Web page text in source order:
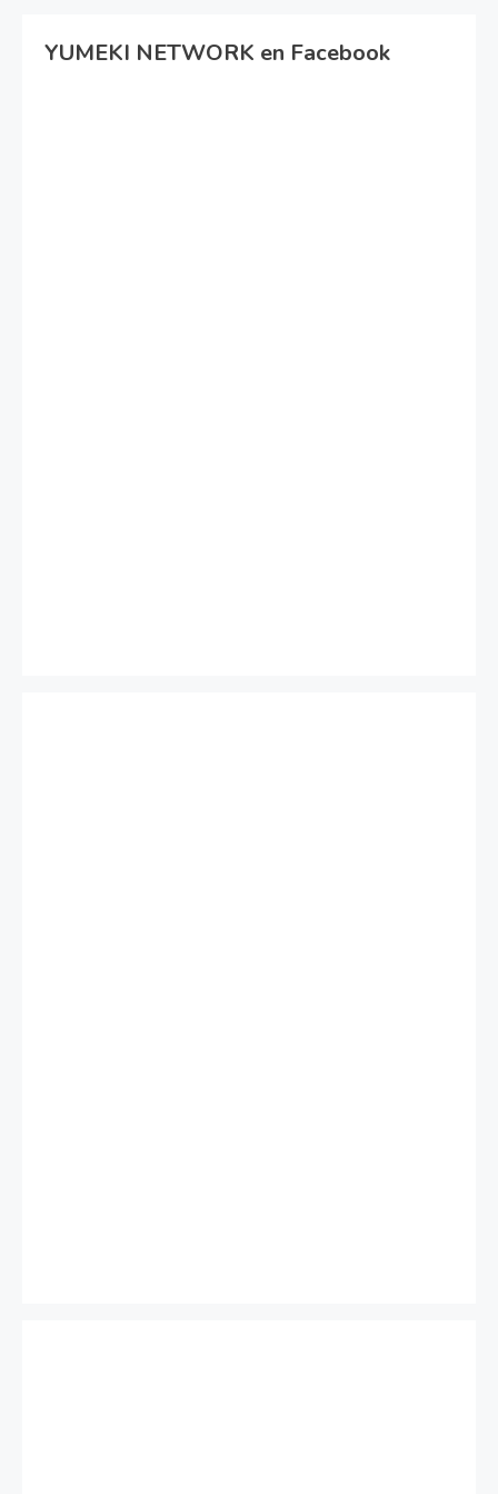
YUMEKI NETWORK en Facebook